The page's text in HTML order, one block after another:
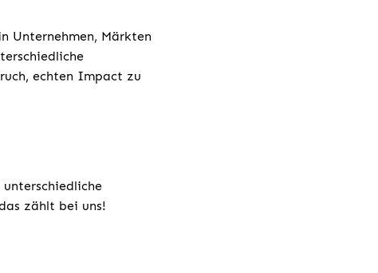
Unternehmen, Märkten
echten Impact zu
zählt bei uns!